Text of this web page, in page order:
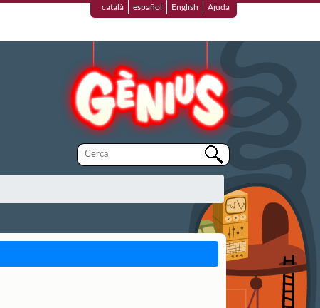
català español English Ajuda